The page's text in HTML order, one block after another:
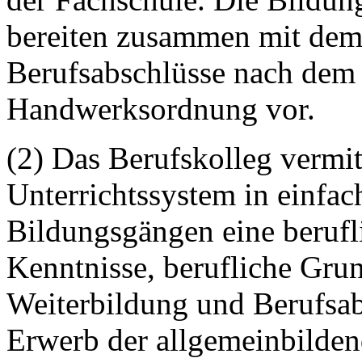
bereiten zusammen mit
Berufsabschlüsse nach
Handwerksordnung vor.
(2) Das Berufskolleg
Unterrichtssystem in
Bildungsgängen eine
Kenntnisse, berufliche
Weiterbildung und
Erwerb der